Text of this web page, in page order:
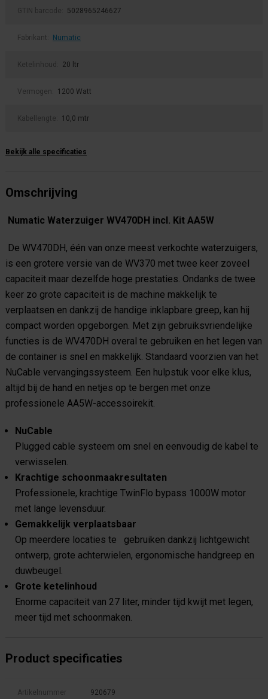
GTIN barcode: 5028965246627
Fabrikant: Numatic
Ketelinhoud: 20 ltr
Vermogen: 1200 Watt
Kabellengte: 10,0 mtr
Bekijk alle specificaties
Omschrijving
Numatic Waterzuiger WV470DH incl. Kit AA5W
De WV470DH, één van onze meest verkochte waterzuigers,
is een grotere versie van de WV370 met twee keer zoveel
capaciteit maar dezelfde hoge prestaties. Ondanks de twee
keer zo grote capaciteit is de machine makkelijk te
verplaatsen en dankzij de handige inklapbare greep, kan hij
compact worden opgeborgen. Met zijn gebruiksvriendelijke
functies is de WV470DH overal te gebruiken en het legen van
de container is snel en makkelijk. Standaard voorzien van het
NuCable vervangingssysteem. Een hulpstuk voor elke klus,
altijd bij de hand en netjes op te bergen met onze
professionele AA5W-accessoirekit.
NuCable
Plugged cable systeem om snel en eenvoudig de kabel te
verwisselen.
Krachtige schoonmaakresultaten
Professionele, krachtige TwinFlo bypass 1000W motor
met lange levensduur.
Gemakkelijk verplaatsbaar
Op meerdere locaties te gebruiken dankzij lichtgewicht
ontwerp, grote achterwielen, ergonomische handgreep en
duwbeugel.
Grote ketelinhoud
Enorme capaciteit van 27 liter, minder tijd kwijt met legen,
meer tijd met schoonmaken.
Product specificaties
Artikelnummer 920679